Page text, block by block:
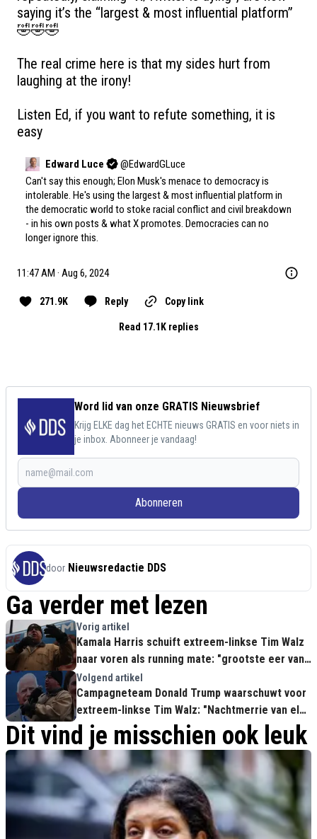
saying it’s the “largest & most influential platform”
🤣🤣🤣
The real crime here is that my sides hurt from
laughing at the irony!
Listen Ed, if you want to refute something, it is
easy
Edward Luce @EdwardGLuce
Can't say this enough; Elon Musk's menace to democracy is
intolerable. He's using the largest & most influential platform in
the democratic world to stoke racial conflict and civil breakdown
- in his own posts & what X promotes. Democracies can no
longer ignore this.
11:47 AM · Aug 6, 2024
271.9K Reply Copy link
Read 17.1K replies
Word lid van onze GRATIS Nieuwsbrief
Krijg ELKE dag het ECHTE nieuws GRATIS en voor niets in
je inbox. Abonneer je vandaag!
Abonneren
door Nieuwsredactie DDS
Ga verder met lezen
Vorig artikel
Kamala Harris schuift extreem-linkse Tim Walz
naar voren als running mate: "grootste eer van
mijn leven"
Volgend artikel
Campagneteam Donald Trump waarschuwt voor
extreem-linkse Tim Walz: "Nachtmerrie van elke
Amerikaan!"
Dit vind je misschien ook leuk